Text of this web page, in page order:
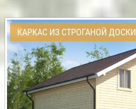
КАРКАС ИЗ СТРОГАНОЙ ДОСКИ